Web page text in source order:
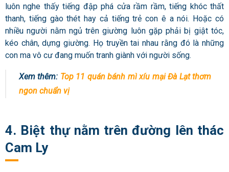
luôn nghe thấy tiếng đập phá cửa rầm rầm, tiếng khóc thất
thanh, tiếng gào thét hay cả tiếng trẻ con ê a nói. Hoặc có
nhiều người nằm ngủ trên giường luôn gặp phải bị giật tóc,
kéo chân, dựng giường. Họ truyền tai nhau rằng đó là những
con ma vô cư đang muốn tranh giành với người sống.
Xem thêm: Top 11 quán bánh mì xíu mại Đà Lạt thơm
ngon chuẩn vị
4. Biệt thự nằm trên đường lên thác
Cam Ly